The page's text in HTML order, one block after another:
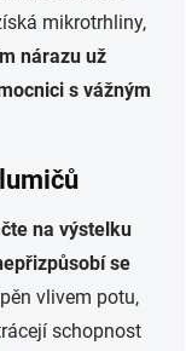
mikrotrhliny,
nárazu už
s vážným
na výstelku
se
vlivem potu,
schopnost